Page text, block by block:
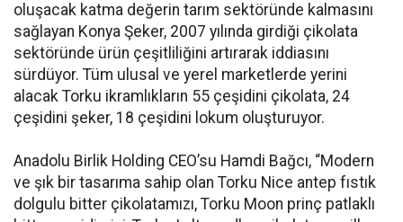
oluşacak katma değerin tarım sektöründe kalmasını
sağlayan Konya Şeker, 2007 yılında girdiği çikolata
sektöründe ürün çeşitliliğini artırarak iddiasını
sürdüyor. Tüm ulusal ve yerel marketlerde yerini
alacak Torku ikramlıkların 55 çeşidini çikolata, 24
çeşidini şeker, 18 çeşidini lokum oluşturuyor.
Anadolu Birlik Holding CEO’su Hamdi Bağcı, “Modern
ve şık bir tasarıma sahip olan Torku Nice antep fıstık
dolgulu bitter çikolatamızı, Torku Moon prinç patlaklı